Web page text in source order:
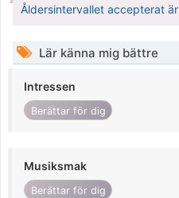
Åldersintervallet accepterat är
Lär känna mig bättre
Intressen
Berättar för dig
Musiksmak
Berättar för dig